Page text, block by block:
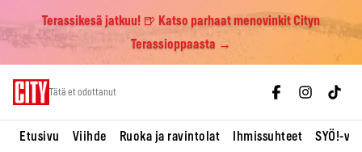
Terassikesä jatkuu! 🍺 Katso parhaat menovinkit Cityn
Terassioppaasta →
Tätä et odottanut
Etusivu Viihde Ruoka ja ravintolat Ihmissuhteet SYÖ!-